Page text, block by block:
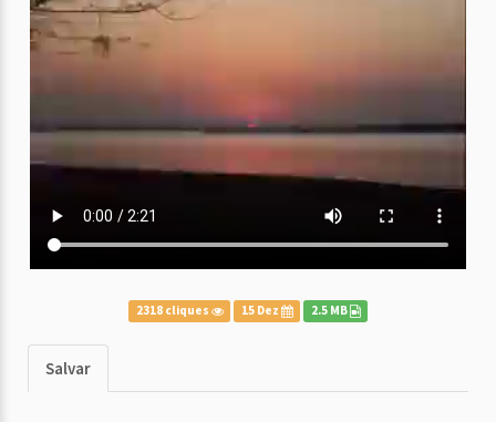
2318 cliques 15 Dez 2.5 MB
Salvar